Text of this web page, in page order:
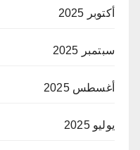
أكتوبر 2025
سبتمبر 2025
أغسطس 2025
يوليو 2025